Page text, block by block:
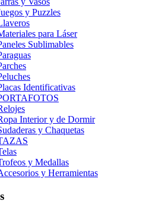
y Puzzles
para Láser
Sublimables
Identificativas
Interior y de Dormir
y Chaquetas
y Medallas
y Herramientas